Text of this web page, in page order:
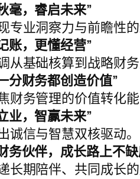
毫，睿启未来”
专业洞察力与前瞻性的
账，更懂经营”
从基础核算到战略财务
分财务都创造价值”
财务管理的价值转化能
业，智赢未来”
诚信与智慧双核驱动。
务伙伴，成长路上不缺
长期陪伴、共同成长的